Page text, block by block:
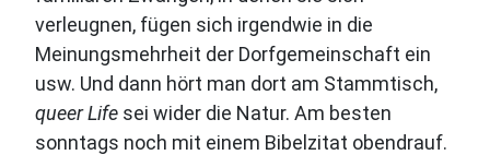
verleugnen, fügen sich irgendwie in die
Meinungsmehrheit der Dorfgemeinschaft ein
usw. Und dann hört man dort am Stammtisch,
queer Life sei wider die Natur. Am besten
sonntags noch mit einem Bibelzitat obendrauf.